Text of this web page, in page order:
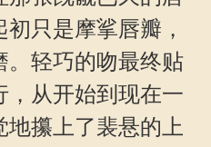
只是摩挲唇瓣，
。轻巧的吻最终贴
，从开始到现在一
攥上了裴悬的上